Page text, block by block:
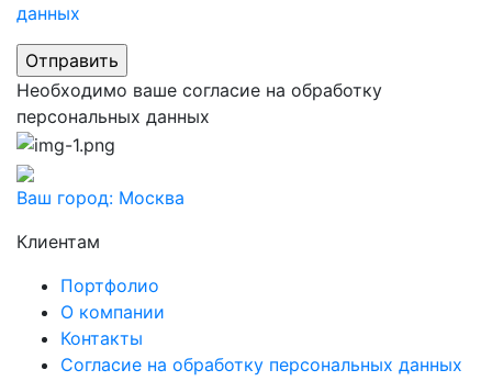
данных
Необходимо ваше согласие на обработку
персональных данных
Ваш город: Москва
Клиентам
Портфолио
О компании
Контакты
Согласие на обработку персональных данных